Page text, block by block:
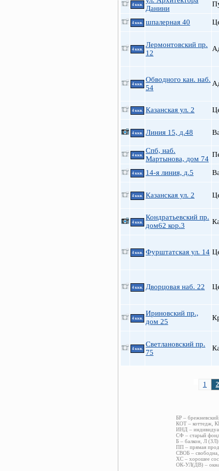
4 ккв.
Данини
4 ккв. шпалерная 40
4 ккв.
Лермонтовский пр.
12
4 ккв.
Обводного кан. наб.
54
4 ккв. Казанская ул. 2
4 ккв. Линия 15, д.48
4 ккв.
Спб, наб.
Мартынова, дом 74
4 ккв. 14-я линия, д.5
4 ккв. Казанская ул. 2
4 ккв.
Кондратьевский пр.
дом62 кор.3
4 ккв. Фурштатская ул. 14
4 ккв. Дворцовая наб. 22
4 ккв.
Ириновский пр.,
дом 25
4 ккв.
Светлановский пр.
75
1 2
БР –
КОТ – коттедж,
ИНД –
СФ – старый
Б – балкон, Л
ПП – прямая
СВОБ –
ХС – хорошее
ОК-УЛ(ДВ) –